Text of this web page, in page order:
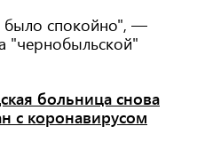
было спокойно", —
"чернобыльской"
больница снова
с коронавирусом